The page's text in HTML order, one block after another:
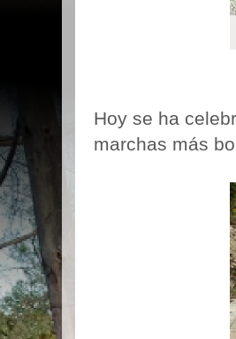
Hoy se ha
marchas más